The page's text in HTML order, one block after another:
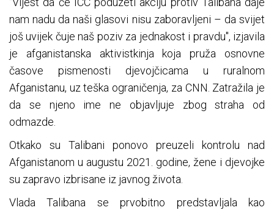
nam nadu da naši glasovi nisu zaboravljeni – da svijet
još uvijek čuje naš poziv za jednakost i pravdu", izjavila
je afganistanska aktivistkinja koja pruža osnovne
časove pismenosti djevojčicama u ruralnom
Afganistanu, uz teška ograničenja, za CNN. Zatražila je
da se njeno ime ne objavljuje zbog straha od
odmazde.
Otkako su Talibani ponovo preuzeli kontrolu nad
Afganistanom u augustu 2021. godine, žene i djevojke
su zapravo izbrisane iz javnog života.
Vlada Talibana se prvobitno predstavljala kao